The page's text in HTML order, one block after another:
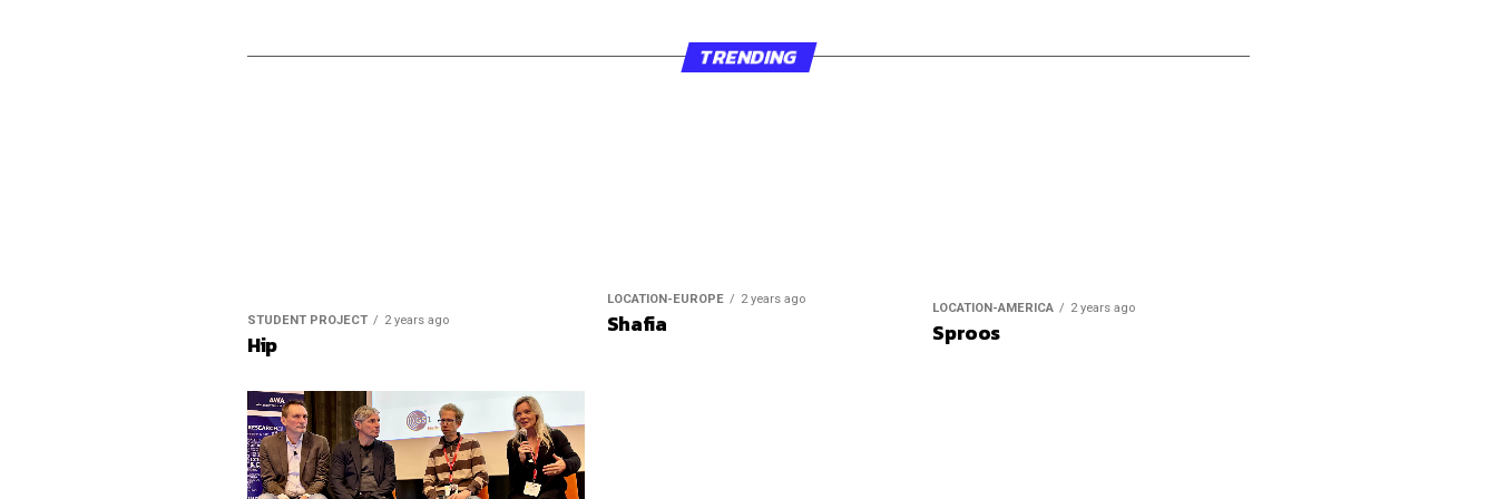
TRENDING
STUDENT PROJECT 2 years ago
Hip
LOCATION-EUROPE 2 years ago
Shafia
LOCATION-AMERICA 2 years ago
Sproos